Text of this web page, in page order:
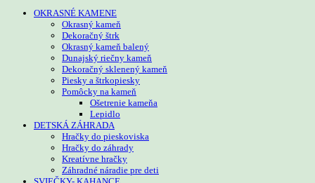
OKRASNÉ KAMENE
Okrasný kameň
Dekoračný štrk
Okrasný kameň balený
Dunajský riečny kameň
Dekoračný sklenený kameň
Piesky a štrkopiesky
Pomôcky na kameň
Ošetrenie kameňa
Lepidlo
DETSKÁ ZÁHRADA
Hračky do pieskoviska
Hračky do záhrady
Kreatívne hračky
Záhradné náradie pre deti